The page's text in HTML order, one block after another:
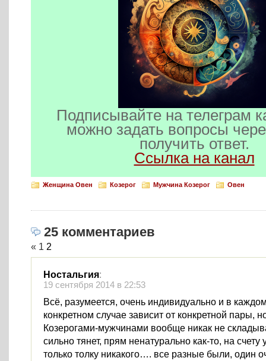
Подписывайте на телеграм
можно задать вопросы
получить ответ.
Ссылка на канал
Женщина Овен Козерог Мужчина Козерог Овен
25 комментариев
« 1 2
Ностальгия:
19 сентября 2014 в 22:53
Всё, разумеется, очень индивидуально и в
конкретном случае зависит от конкретной пары,
Козерогами-мужчинами вообще никак не
сильно тянет, прям ненатурально как-то, на
только толку никакого…. все разные были, один